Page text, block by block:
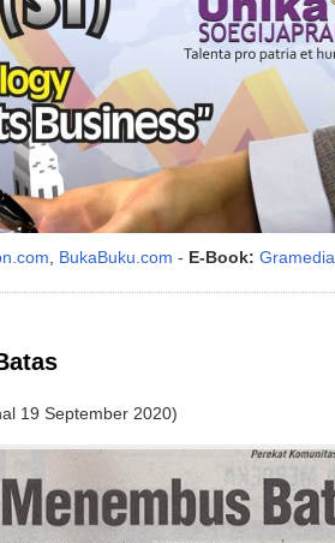
BukaBuku.com - E-Book: Gramedia
19 September 2020)